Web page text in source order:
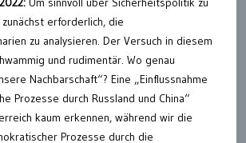
erforderlich, die
zu analysieren. Der Versuch in diesem
und rudimentär. Wo genau
Nachbarschaft“? Eine „Einflussnahme
Prozesse durch Russland und China“
kaum erkennen, während wir die
Prozesse durch die